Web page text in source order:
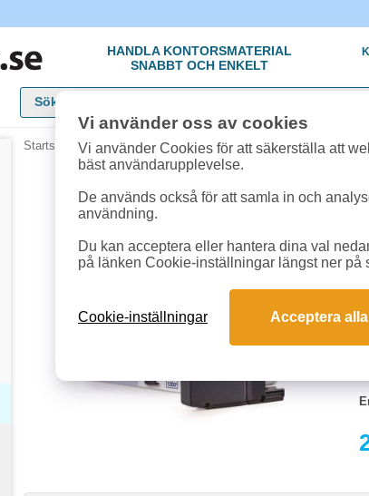
HANDLA KONTORSMATERIAL
SNABBT OCH ENKELT
Startsida »Maskintillbehör, Förbrukning»Bläckpatroner Brother
Vi använder oss av cookies
Vi använder Cookies för att säkerställa att
bäst användarupplevelse.
De används också för att samla in och
användning.
Du kan acceptera eller hantera dina val
på länken Cookie-inställningar längst ner på
Cookie-inställningar Acceptera alla